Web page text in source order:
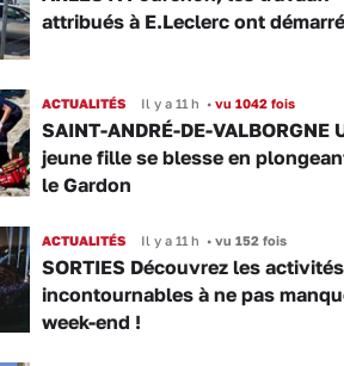
attribués à E.Leclerc ont démarré
ACTUALITÉS Il y a 11 h •vu 1042 fois
SAINT-ANDRÉ-DE-VALBORGNE
jeune fille se blesse en
le Gardon
ACTUALITÉS Il y a 11 h •vu 152 fois
SORTIES Découvrez les activités
incontournables à ne pas
week-end !